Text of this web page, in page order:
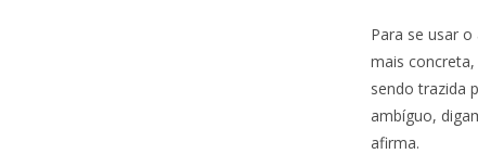
Para se usar
mais
sendo trazida
ambíguo,
afirma.